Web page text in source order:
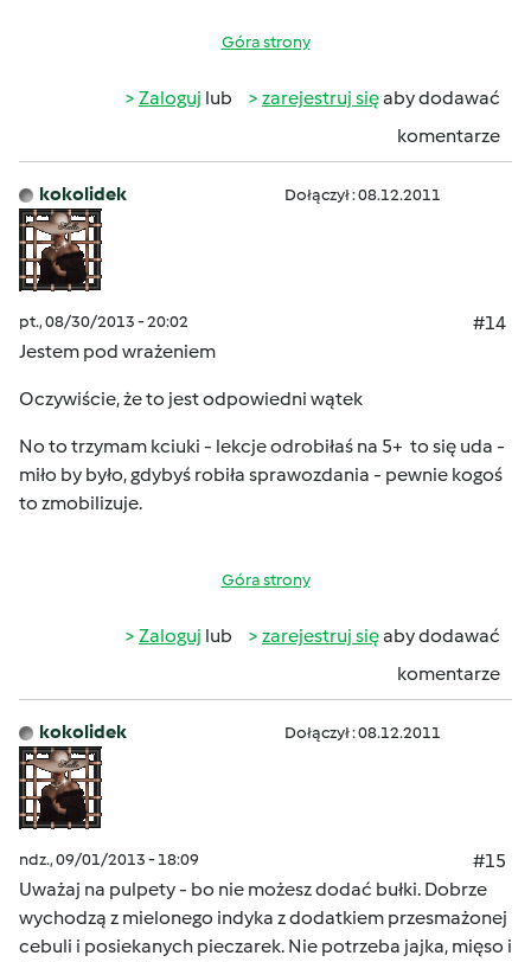
Góra strony
Zaloguj lub zarejestruj sięaby dodawać
komentarze
kokolidek Dołączył : 08.12.2011
pt., 08/30/2013 - 20:02
#14
Jestem pod wrażeniem
Oczywiście, że to jest odpowiedni wątek
No to trzymam kciuki - lekcje odrobiłaś na 5+ to się uda -
miło by było, gdybyś robiła sprawozdania - pewnie kogoś
to zmobilizuje.
Góra strony
Zaloguj lub zarejestruj sięaby dodawać
komentarze
kokolidek Dołączył : 08.12.2011
ndz., 09/01/2013 - 18:09
#15
Uważaj na pulpety - bo nie możesz dodać bułki. Dobrze
wychodzą z mielonego indyka z dodatkiem przesmażonej
cebuli i posiekanych pieczarek. Nie potrzeba jajka, mięso i